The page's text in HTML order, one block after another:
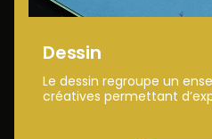
Dessin
Le dessin regroupe un
créatives permettant